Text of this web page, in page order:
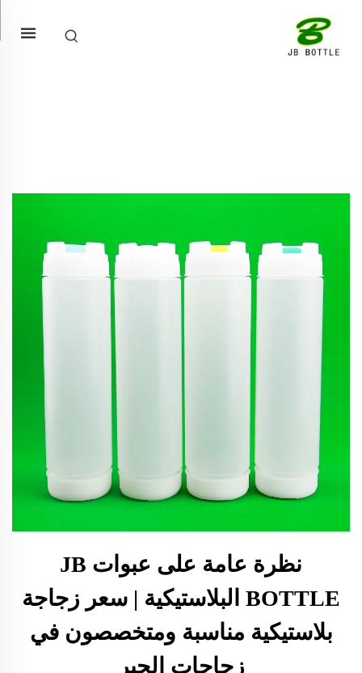
نظرة عامة على عبوات JB
BOTTLE البلاستيكية | سعر زجاجة
بلاستيكية مناسبة ومتخصصون في
زجاجات الحبر